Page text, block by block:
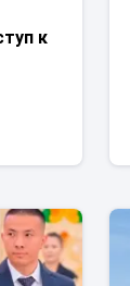
к